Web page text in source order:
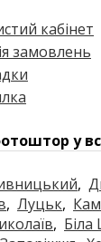
кабінет
замовлень
у
,
, Луцьк,
,